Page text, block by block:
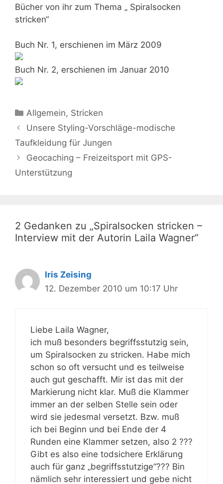
Bücher von ihr zum Thema „ Spiralsocken
stricken“
Buch Nr. 1, erschienen im März 2009
Buch Nr. 2, erschienen im Januar 2010
Kategorien
Allgemein, Stricken
Unsere Styling-Vorschläge-modische
Taufkleidung für Jungen
Geocaching – Freizeitsport mit GPS-
Unterstützung
2 Gedanken zu „Spiralsocken stricken –
Interview mit der Autorin Laila Wagner“
Iris Zeising
12. Dezember 2010 um 10:17 Uhr
Liebe Laila Wagner,
ich muß besonders begriffsstutzig sein,
um Spiralsocken zu stricken. Habe mich
schon so oft versucht und es teilweise
auch gut geschafft. Mir ist das mit der
Markierung nicht klar. Muß die Klammer
immer an der selben Stelle sein oder
wird sie jedesmal versetzt. Bzw. muß
ich bei Beginn und bei Ende der 4
Runden eine Klammer setzen, also 2 ???
Gibt es also eine todsichere Erklärung
auch für ganz „begriffsstutzige“??? Bin
nämlich sehr interessiert und gebe nicht